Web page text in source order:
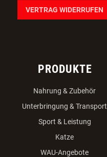
VERTRAG WIDERRUFEN
PRODUKTE
Nahrung & Zubehör
Unterbringung & Transport
Sport & Leistung
Katze
WAU-Angebote